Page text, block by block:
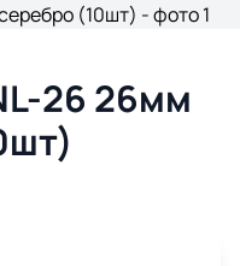
26 26мм